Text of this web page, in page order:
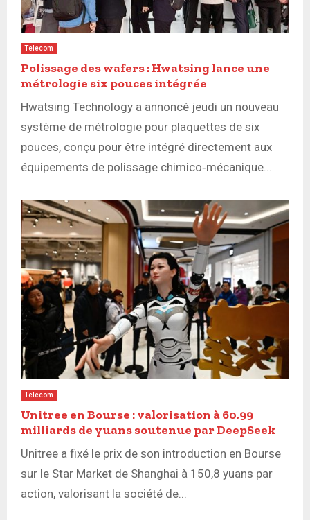
Telecom
Polissage des wafers : Hwatsing lance une
métrologie six pouces intégrée
Hwatsing Technology a annoncé jeudi un nouveau
système de métrologie pour plaquettes de six
pouces, conçu pour être intégré directement aux
équipements de polissage chimico‑mécanique...
Telecom
Unitree en Bourse : valorisation à 60,99
milliards de yuans soutenue par DeepSeek
Unitree a fixé le prix de son introduction en Bourse
sur le Star Market de Shanghai à 150,8 yuans par
action, valorisant la société de...